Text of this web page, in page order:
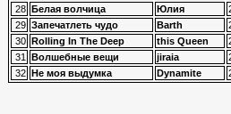
28 Белая волчица Юлия
29 Запечатлеть чудо Barth
30
Rolling In The Deep this Queen
31
Волшебные вещи jiraia
32
Не моя выдумка Dynamite